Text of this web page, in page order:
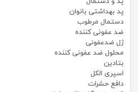
پد بهداشتی بانوان
دستمال مرطوب
ضد عفونی کننده
ژل ضدعفونی
محلول ضد عفونی کننده
بتادین
اسپری الکل
دافع حشرات